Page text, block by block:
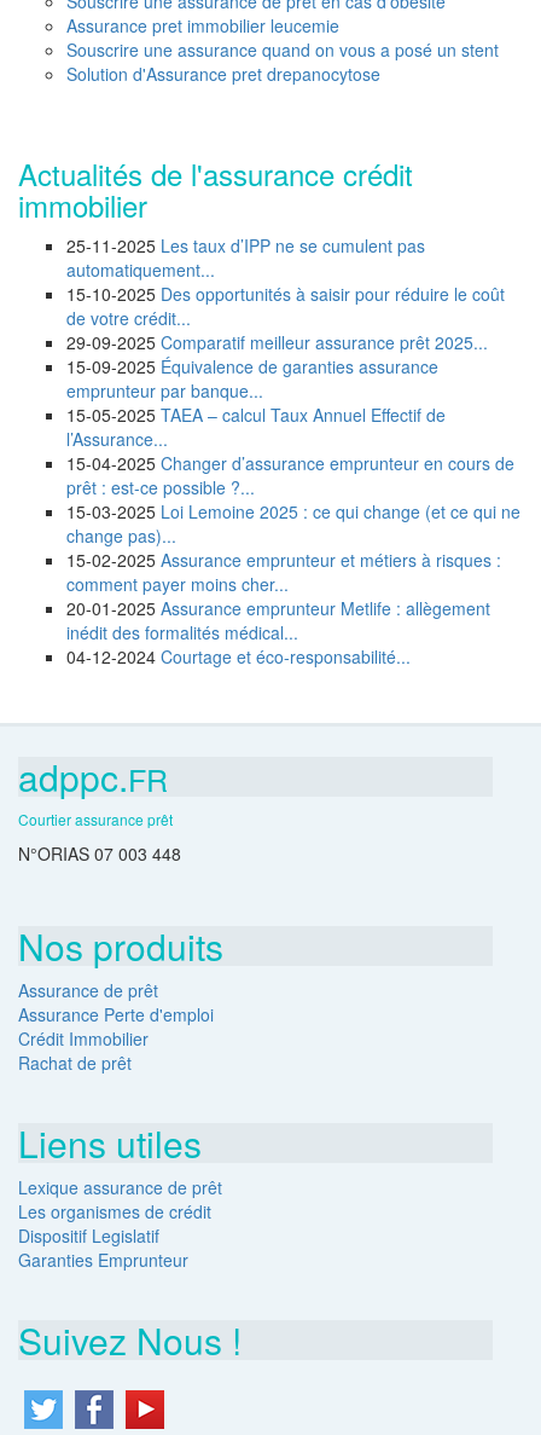
Assurance pret immobilier leucemie
Souscrire une assurance quand on vous a posé un stent
Solution d'Assurance pret drepanocytose
Actualités de l'assurance crédit
immobilier
25-11-2025 Les taux d’IPP ne se cumulent pas
automatiquement...
15-10-2025 Des opportunités à saisir pour réduire le coût
de votre crédit...
29-09-2025 Comparatif meilleur assurance prêt 2025...
15-09-2025 Équivalence de garanties assurance
emprunteur par banque...
15-05-2025 TAEA – calcul Taux Annuel Effectif de
l’Assurance...
15-04-2025 Changer d’assurance emprunteur en cours de
prêt : est-ce possible ?...
15-03-2025 Loi Lemoine 2025 : ce qui change (et ce qui ne
change pas)...
15-02-2025 Assurance emprunteur et métiers à risques :
comment payer moins cher...
20-01-2025 Assurance emprunteur Metlife : allègement
inédit des formalités médical...
04-12-2024 Courtage et éco-responsabilité...
adppc.FR
Courtier assurance prêt
N°ORIAS 07 003 448
Nos produits
Assurance de prêt
Assurance Perte d'emploi
Crédit Immobilier
Rachat de prêt
Liens utiles
Lexique assurance de prêt
Les organismes de crédit
Dispositif Legislatif
Garanties Emprunteur
Suivez Nous !